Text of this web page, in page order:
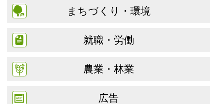
まちづくり・環境
就職・労働
農業・林業
広告